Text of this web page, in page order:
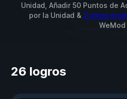
Unidad, Añadir 50 Puntos de
por la Unidad & 2 otros
WeMod
26 logros